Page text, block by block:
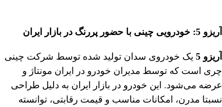
آریزو 5: خودرویی چینی با حضور پررنگ در بازار ایران
آریزو 5
یک خودروی سدان تولید شده توسط شرکت چینی
چری است که توسط مدیران خودرو در ایران مونتاژ و
عرضه می‌شود. این خودرو در بازار ایران به دلیل طراحی
نسبتا مدرن، امکانات مناسب و قیمت رقابتی، توانسته